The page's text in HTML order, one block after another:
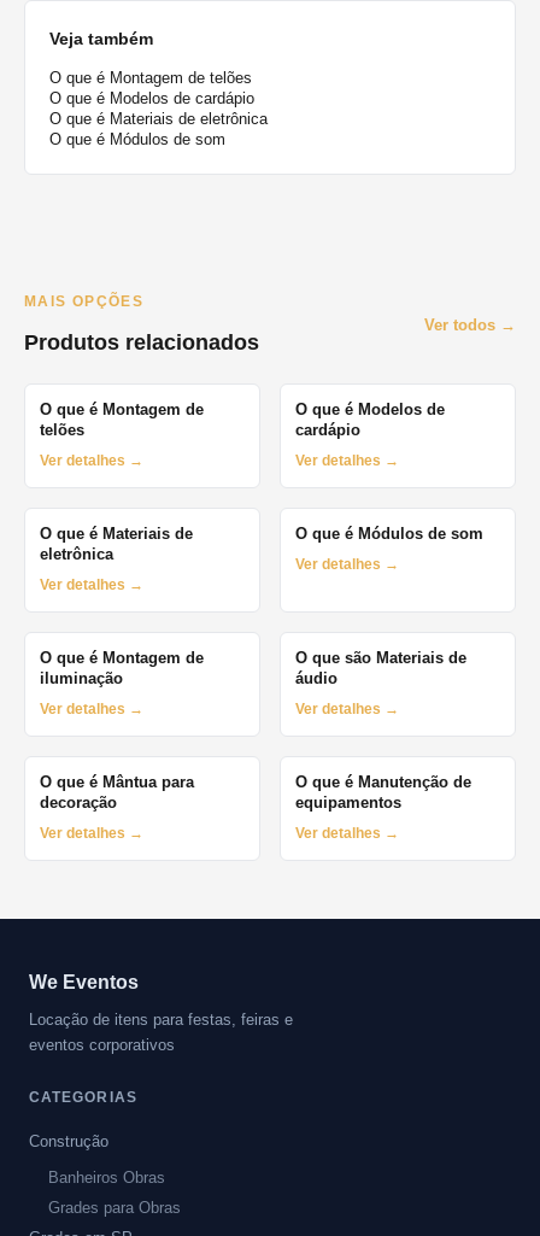
Veja também
O que é Montagem de telões
O que é Modelos de cardápio
O que é Materiais de eletrônica
O que é Módulos de som
MAIS OPÇÕES
Produtos relacionados
Ver todos →
O que é Montagem de
telões
Ver detalhes →
O que é Modelos de
cardápio
Ver detalhes →
O que é Materiais de
eletrônica
Ver detalhes →
O que é Módulos de som
Ver detalhes →
O que é Montagem de
iluminação
Ver detalhes →
O que são Materiais de
áudio
Ver detalhes →
O que é Mântua para
decoração
Ver detalhes →
O que é Manutenção de
equipamentos
Ver detalhes →
We Eventos
Locação de itens para festas, feiras e
eventos corporativos
CATEGORIAS
Construção
Banheiros Obras
Grades para Obras